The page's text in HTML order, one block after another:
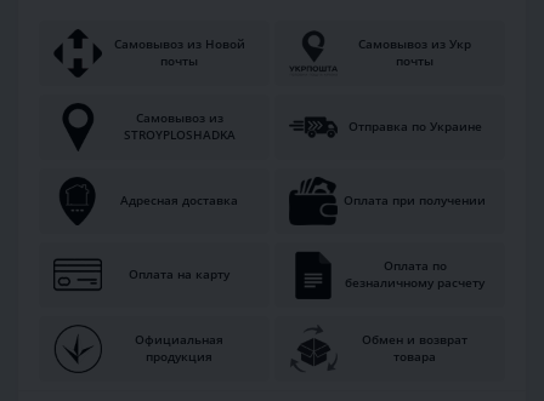
Самовывоз из Новой
почты
Самовывоз из Укр
почты
Самовывоз из
STROYPLOSHADKA
Отправка по Украине
Адресная доставка Оплата при получении
Оплата на карту
Оплата по
безналичному расчету
Официальная
продукция
Обмен и возврат
товара